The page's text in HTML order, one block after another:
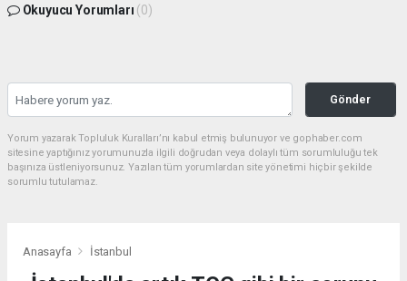
Okuyucu Yorumları (0)
Gönder
Yorum yazarak Topluluk Kuralları’nı kabul etmiş bulunuyor ve gophaber.com
sitesine yaptığınız yorumunuzla ilgili doğrudan veya dolaylı tüm sorumluluğu tek
başınıza üstleniyorsunuz. Yazılan tüm yorumlardan site yönetimi hiçbir şekilde
sorumlu tutulamaz.
Anasayfa İstanbul